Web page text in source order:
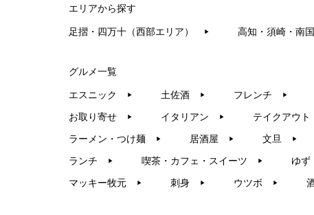
エリアから探す
足摺・四万十（西部エリア） ▶︎ 高知・須崎・南
グルメ一覧
エスニック ▶︎ 土佐酒 ▶︎ フレンチ ▶︎
お取り寄せ ▶︎ イタリアン ▶︎ テイクアウト
ラーメン・つけ麺 ▶︎ 居酒屋 ▶︎ 文旦 ▶︎
ランチ ▶︎ 喫茶・カフェ・スイーツ ▶︎ ゆず
マッキー牧元 ▶︎ 刺身 ▶︎ ウツボ ▶︎